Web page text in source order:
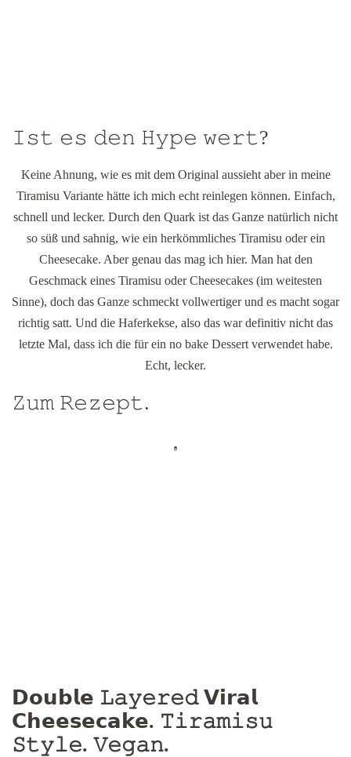
𝙸𝚜𝚝 𝚎𝚜 𝚍𝚎𝚗 𝙷𝚢𝚙𝚎 𝚠𝚎𝚛𝚝?
Keine Ahnung, wie es mit dem Original aussieht aber in meine
Tiramisu Variante hätte ich mich echt reinlegen können. Einfach,
schnell und lecker. Durch den Quark ist das Ganze natürlich nicht
so süß und sahnig, wie ein herkömmliches Tiramisu oder ein
Cheesecake. Aber genau das mag ich hier. Man hat den
Geschmack eines Tiramisu oder Cheesecakes (im weitesten
Sinne), doch das Ganze schmeckt vollwertiger und es macht sogar
richtig satt. Und die Haferkekse, also das war definitiv nicht das
letzte Mal, dass ich die für ein no bake Dessert verwendet habe.
Echt, lecker.
𝚉𝚞𝚖 𝚁𝚎𝚣𝚎𝚙𝚝.
𝗗𝗼𝘂𝗯𝗹𝗲 𝙻𝚊𝚢𝚎𝚛𝚎𝚍 𝗩𝗶𝗿𝗮𝗹
𝗖𝗵𝗲𝗲𝘀𝗲𝗰𝗮𝗸𝗲. 𝚃𝚒𝚛𝚊𝚖𝚒𝚜𝚞
𝚂𝚝𝚢𝚕𝚎. 𝚅𝚎𝚐𝚊𝚗.